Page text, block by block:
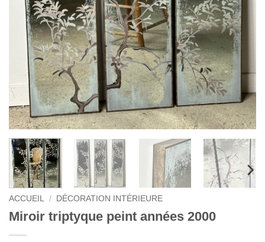
ACCUEIL / DÉCORATION INTÉRIEURE
Miroir triptyque peint années 2000